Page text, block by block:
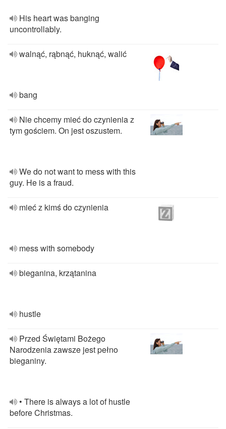
His heart was banging
uncontrollably.
walnąć, rąbnąć, huknąć, walić
bang
Nie chcemy mieć do czynienia z
tym gościem. On jest oszustem.
We do not want to mess with this
guy. He is a fraud.
mieć z kimś do czynienia
mess with somebody
bieganina, krzątanina
hustle
Przed Świętami Bożego
Narodzenia zawsze jest pełno
bieganiny.
• There is always a lot of hustle
before Christmas.